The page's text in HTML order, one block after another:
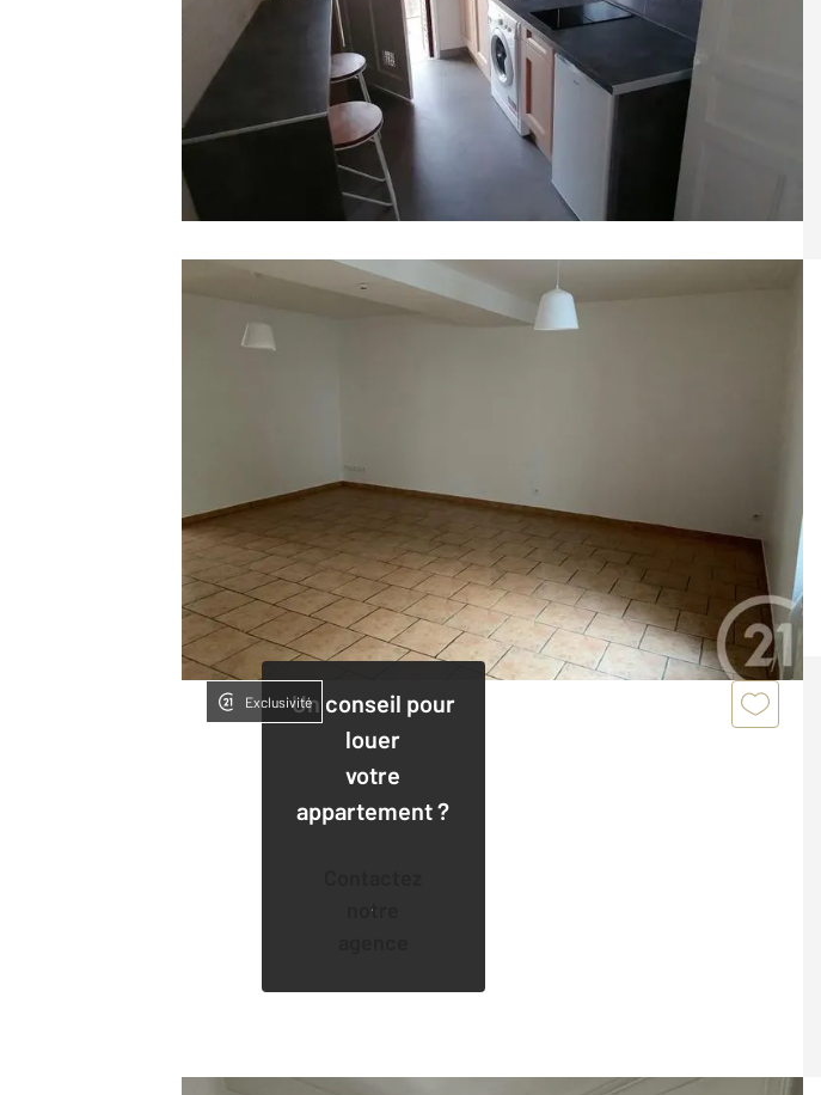
Un conseil pour
louer
votre
appartement ?
notre
Exclusivité